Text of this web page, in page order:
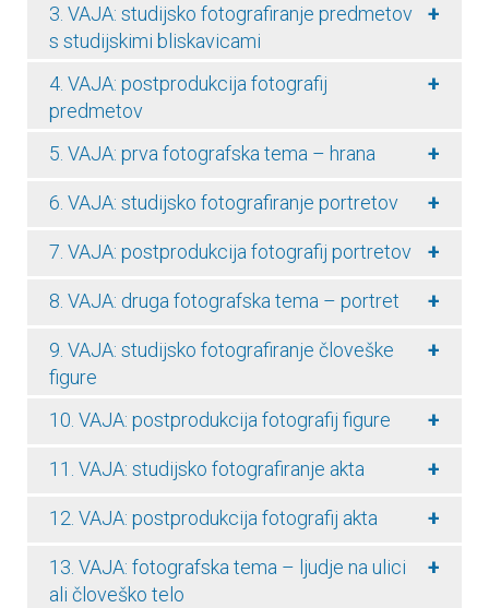
3. VAJA: studijsko fotografiranje predmetov
s studijskimi bliskavicami
+
4. VAJA: postprodukcija fotografij
predmetov
+
5. VAJA: prva fotografska tema – hrana +
6. VAJA: studijsko fotografiranje portretov +
7. VAJA: postprodukcija fotografij portretov +
8. VAJA: druga fotografska tema – portret +
9. VAJA: studijsko fotografiranje človeške
figure
+
10. VAJA: postprodukcija fotografij figure +
11. VAJA: studijsko fotografiranje akta +
12. VAJA: postprodukcija fotografij akta +
13. VAJA: fotografska tema – ljudje na ulici
ali človeško telo
+